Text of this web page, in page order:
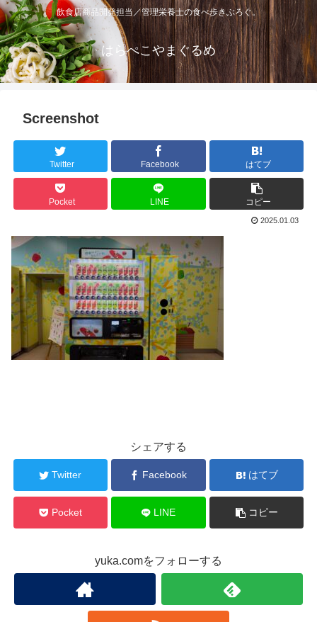
飲食店商品開発担当／管理栄養士の食べ歩きぶろぐ。
はらぺこやまぐるめ
Screenshot
Twitter Facebook はてブ
Pocket LINE コピー
2025.01.03
シェアする
Twitter Facebook はてブ
Pocket LINE コピー
yuka.comをフォローする